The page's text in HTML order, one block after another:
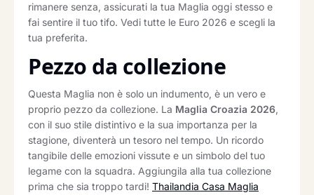
rimanere senza, assicurati la tua Maglia oggi stesso e
fai sentire il tuo tifo. Vedi tutte le Euro 2026 e scegli la
tua preferita.
Pezzo da collezione
Questa Maglia non è solo un indumento, è un vero e
proprio pezzo da collezione. La Maglia Croazia 2026,
con il suo stile distintivo e la sua importanza per la
stagione, diventerà un tesoro nel tempo. Un ricordo
tangibile delle emozioni vissute e un simbolo del tuo
legame con la squadra. Aggiungila alla tua collezione
prima che sia troppo tardi! Thailandia Casa Maglia